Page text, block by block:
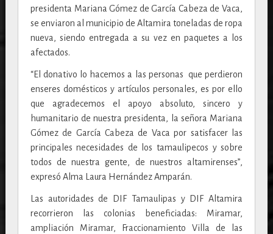
presidenta Mariana Gómez de García Cabeza de Vaca,
se enviaron al municipio de Altamira toneladas de ropa
nueva, siendo entregada a su vez en paquetes a los
afectados.
“El donativo lo hacemos a las personas que perdieron
enseres domésticos y artículos personales, es por ello
que agradecemos el apoyo absoluto, sincero y
humanitario de nuestra presidenta, la señora Mariana
Gómez de García Cabeza de Vaca por satisfacer las
principales necesidades de los tamaulipecos y sobre
todos de nuestra gente, de nuestros altamirenses”,
expresó Alma Laura Hernández Amparán.
Las autoridades de DIF Tamaulipas y DIF Altamira
recorrieron las colonias beneficiadas: Miramar,
ampliación Miramar, Fraccionamiento Villa de las